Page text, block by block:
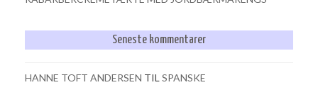
Seneste kommentarer
HANNE TOFT ANDERSEN TIL SPANSKE